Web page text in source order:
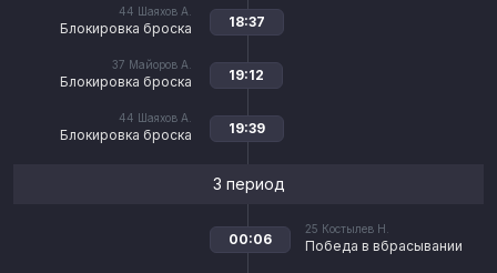
44 Шаяхов А.
Блокировка броска 18:37
37 Майоров А.
Блокировка броска 19:12
44 Шаяхов А.
Блокировка броска 19:39
3 период
25 Костылев Н.
Победа в вбрасывании
00:06